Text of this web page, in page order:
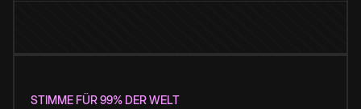
STIMME FÜR 99% DER WELT